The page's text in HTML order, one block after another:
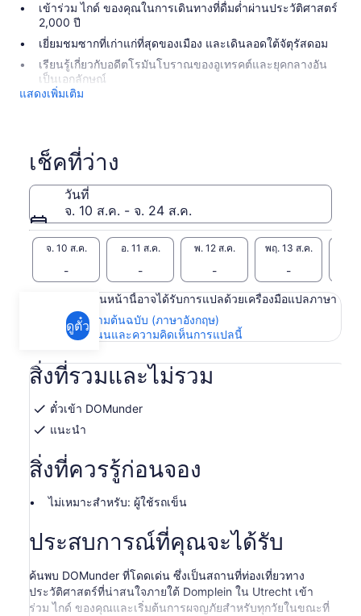
เข้าร่วม ไกด์ ของคุณในการเดินทางที่ดื่มด่ำผ่านประวัติศาสตร์
2,000 ปี
เยี่ยมชมซากที่เก่าแก่ที่สุดของเมือง และเดินลอดใต้จัตุรัสดอม
เรียนรู้เกี่ยวกับอดีตโรมันโบราณของอูเทรคต์และยุคกลางอัน
เป็นเอกลักษณ์
แสดงเพิ่มเติม
เช็คที่ว่าง
วันที่
จ. 10 ส.ค. - จ. 24 ส.ค.
จ. 10 ส.ค.
-
อ. 11 ส.ค.
-
พ. 12 ส.ค.
-
พฤ. 13 ส.ค.
-
ดูตั๋ว
เนื้อหาในหน้านี้อาจได้รับการแปลด้วยเครื่องมือแปลภาษา
ดูข้อความต้นฉบับ (ภาษาอังกฤษ)
ให้คะแนนและความคิดเห็นการแปลนี้
แท็บ
สิ่งที่รวมและไม่รวม
ตั๋วเข้า DOMunder
แนะนำ
สิ่งที่ควรรู้ก่อนจอง
ไม่เหมาะสำหรับ: ผู้ใช้รถเข็น
ประสบการณ์ที่คุณจะได้รับ
ค้นพบ DOMunder ที่โดดเด่น ซึ่งเป็นสถานที่ท่องเที่ยวทาง
ประวัติศาสตร์ที่น่าสนใจภายใต้ Domplein ใน Utrecht เข้า
ร่วม ไกด์ ของคุณและเริ่มต้นการผจญภัยสำหรับทุกวัยในขณะที่